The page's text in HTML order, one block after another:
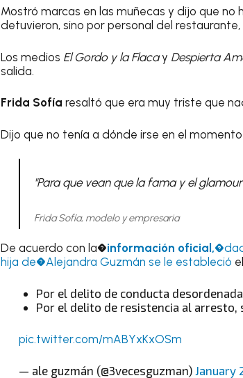
Mostró marcas en las muñecas y dijo que
detuvieron, sino por personal del
Los medios El Gordo y la Flacay Despierta
salida.
Frida Sofía resaltó que era muy triste que
Dijo que no tenía a dónde irse en el momento
"Para que vean que la fama y el glamour
Frida Sofía, modelo y empresaria
De acuerdo con la�información oficial,�
hija de�Alejandra Guzmán se le estableció
Por el delito de conducta
Por el delito de resistencia al arresto,
pic.twitter.com/mABYxKxOSm
— ale guzmán (@3vecesguzman) January